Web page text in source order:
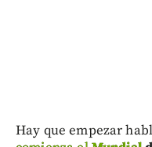
Hay que empezar